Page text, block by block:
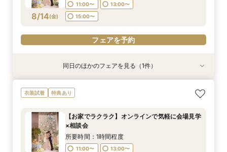
フェアを予約
8/14(金)
11:00〜
13:00〜
15:00〜
フェアを予約
8/14(金)
＼サクッと60分で結婚式のことがわかる／時短
ウエディングフェア
9:30〜
同日のほかのフェアを見る（1件）
衣装試着 特典あり
【お家でラクラク】オンラインで気軽に会場見学
×相談会
所要時間：1時間程度
11:00〜
13:00〜